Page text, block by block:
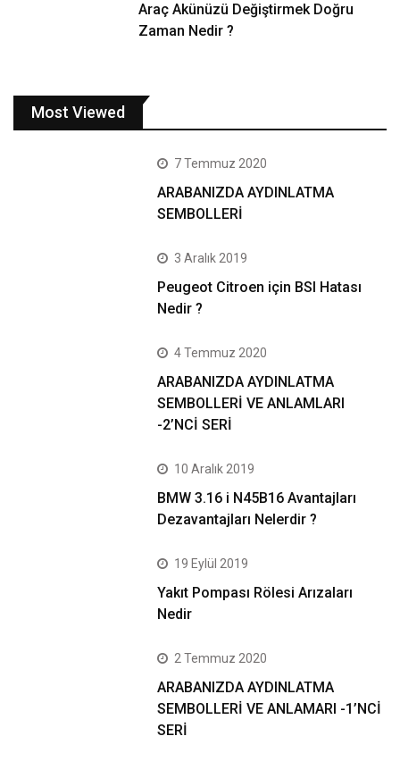
Araç Akünüzü Değiştirmek Doğru
Zaman Nedir ?
Most Viewed
7 Temmuz 2020
ARABANIZDA AYDINLATMA
SEMBOLLERİ
3 Aralık 2019
Peugeot Citroen için BSI Hatası
Nedir ?
4 Temmuz 2020
ARABANIZDA AYDINLATMA
SEMBOLLERİ VE ANLAMLARI
-2’NCİ SERİ
10 Aralık 2019
BMW 3.16 i N45B16 Avantajları
Dezavantajları Nelerdir ?
19 Eylül 2019
Yakıt Pompası Rölesi Arızaları
Nedir
2 Temmuz 2020
ARABANIZDA AYDINLATMA
SEMBOLLERİ VE ANLAMARI -1’NCİ
SERİ